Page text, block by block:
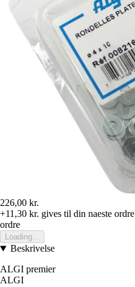
226,00 kr.
+11,30 kr. gives til din naeste ordre
ordre
Loading...
Beskrivelse
ALGI premier
ALGI